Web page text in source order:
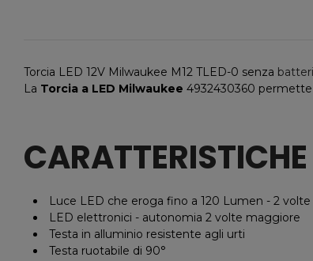
Torcia LED 12V Milwaukee M12 TLED-0 senza
La Torcia a LED Milwaukee 4932430360
CARATTERISTICHE
Luce LED che eroga fino a 120 Lumen - 2
LED elettronici - autonomia 2 volte maggiore
Testa in alluminio resistente agli urti
Testa ruotabile di 90°